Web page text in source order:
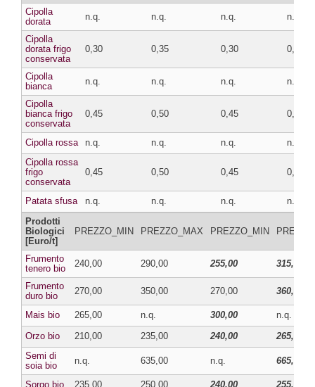
Cipolla
dorata
n.q. n.q. n.q. n.q.
Cipolla
dorata frigo
conservata
0,30 0,35 0,30 0,35
Cipolla
bianca
n.q. n.q. n.q. n.q.
Cipolla
bianca frigo
conservata
0,45 0,50 0,45 0,50
Cipolla rossa n.q. n.q. n.q.
n.q.
Cipolla rossa
frigo
conservata
0,45 0,50 0,45 0,50
Patata sfusa n.q. n.q. n.q.
n.q.
Prodotti
Biologici
[Euro/t]
PREZZO_MIN PREZZO_MAX PREZZO_MIN
Frumento
tenero bio
240,00 290,00 255,00 315,00
Frumento
duro bio
270,00 350,00 270,00 360,00
Mais bio 265,00 n.q. 300,00
n.q.
Orzo bio
210,00 235,00 240,00
265,00
Semi di
soia bio
n.q. 635,00 n.q. 665,00
Sorgo bio 235,00 250,00 240,00
255,00